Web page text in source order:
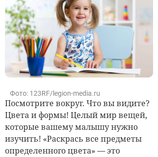
Фото: 123RF/legion-media.ru
Посмотрите вокруг. Что вы видите?
Цвета и формы! Целый мир вещей,
которые вашему малышу нужно
изучить! «Раскрась все предметы
определенного цвета» — это